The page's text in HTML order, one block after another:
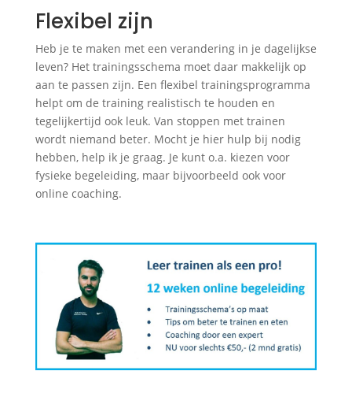
Flexibel zijn
Heb je te maken met een verandering in je dagelijkse
leven? Het trainingsschema moet daar makkelijk op
aan te passen zijn. Een flexibel trainingsprogramma
helpt om de training realistisch te houden en
tegelijkertijd ook leuk. Van stoppen met trainen
wordt niemand beter. Mocht je hier hulp bij nodig
hebben, help ik je graag. Je kunt o.a. kiezen voor
fysieke begeleiding, maar bijvoorbeeld ook voor
online coaching.